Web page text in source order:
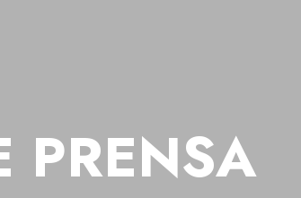
PRENSA